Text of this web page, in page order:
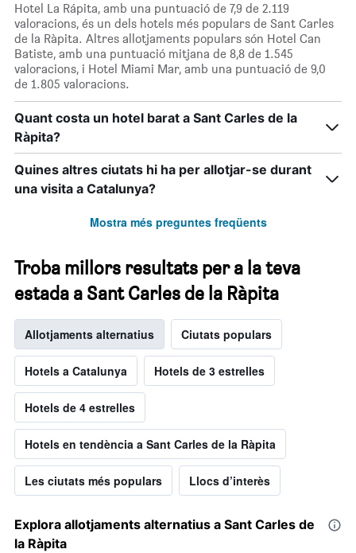
Hotel La Rápita, amb una puntuació de 7,9 de 2.119
valoracions, és un dels hotels més populars de Sant Carles
de la Ràpita. Altres allotjaments populars són Hotel Can
Batiste, amb una puntuació mitjana de 8,8 de 1.545
valoracions, i Hotel Miami Mar, amb una puntuació de 9,0
de 1.805 valoracions.
Quant costa un hotel barat a Sant Carles de la
Ràpita?
Quines altres ciutats hi ha per allotjar-se durant
una visita a Catalunya?
Mostra més preguntes freqüents
Troba millors resultats per a la teva
estada a Sant Carles de la Ràpita
Allotjaments alternatius Ciutats populars
Hotels a Catalunya Hotels de 3 estrelles
Hotels de 4 estrelles
Hotels en tendència a Sant Carles de la Ràpita
Les ciutats més populars Llocs d’interès
Explora allotjaments alternatius a Sant Carles de
la Ràpita